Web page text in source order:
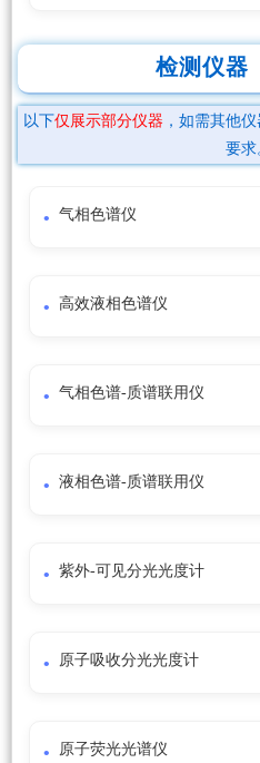
检测仪器
以下仅展示部分仪器 ，如需其他
要求
气相色谱仪
高效液相色谱仪
气相色谱-质谱联用仪
液相色谱-质谱联用仪
紫外-可见分光光度计
原子吸收分光光度计
原子荧光光谱仪